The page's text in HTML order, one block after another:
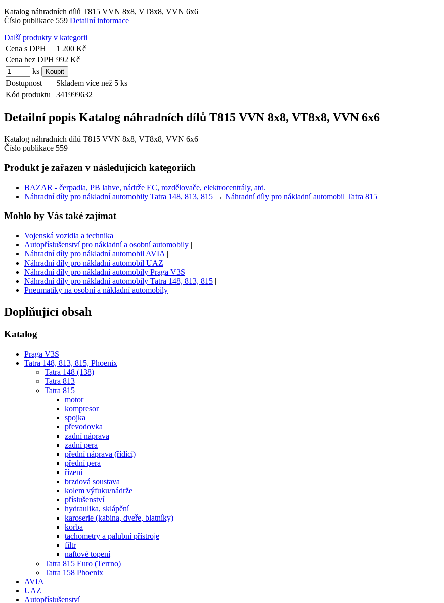
Katalog náhradních dílů T815 VVN 8x8, VT8x8, VVN 6x6
Číslo publikace 559 Detailní informace
Další produkty v kategorii
Cena s DPH
1 200 Kč
Cena bez DPH 992 Kč
ks
Dostupnost
Skladem více než 5 ks
Kód produktu
341999632
Detailní popis Katalog náhradních dílů T815 VVN 8x8, VT8x8, VVN 6x6
Katalog náhradních dílů T815 VVN 8x8, VT8x8, VVN 6x6
Číslo publikace 559
Produkt je zařazen v následujících kategoriích
BAZAR - čerpadla, PB lahve, nádrže EC, rozdělovače, elektrocentrály, atd.
Náhradní díly pro nákladní automobily Tatra 148, 813, 815 → Náhradní díly pro nákladní automobil Tatra 815
Mohlo by Vás také zajímat
Vojenská vozidla a technika |
Autopříslušenství pro nákladní a osobní automobily |
Náhradní díly pro nákladní automobil AVIA |
Náhradní díly pro nákladní automobil UAZ |
Náhradní díly pro nákladní automobily Praga V3S |
Náhradní díly pro nákladní automobily Tatra 148, 813, 815 |
Pneumatiky na osobní a nákladní automobily
Doplňující obsah
Katalog
Praga V3S
Tatra 148, 813, 815, Phoenix
Tatra 148 (138)
Tatra 813
Tatra 815
motor
kompresor
spojka
převodovka
zadní náprava
zadní pera
přední náprava (řídící)
přední pera
řízení
brzdová soustava
kolem výfuku/nádrže
příslušenství
hydraulika, sklápění
karoserie (kabina, dveře, blatníky)
korba
tachometry a palubní přístroje
filtr
naftové topení
Tatra 815 Euro (Terrno)
Tatra 158 Phoenix
AVIA
UAZ
Autopříslušenství